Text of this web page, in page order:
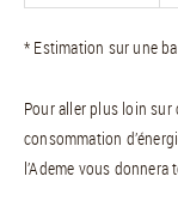
* Estimation sur une
Pour aller plus loin sur
consommation
l’Ademe vous